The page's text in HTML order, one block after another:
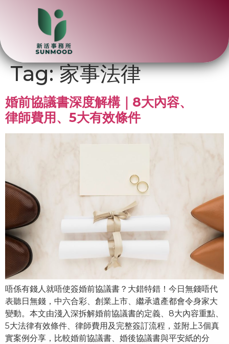
Tag:家事法律
婚前協議書深度解構｜8大內容、
律師費用、5大有效條件
唔係有錢人就唔使簽婚前協議書？大錯特錯！今日無錢唔代
表聽日無錢，中六合彩、創業上市、繼承遺產都會令身家大
變動。本文由淺入深拆解婚前協議書的定義、8大內容重點、
5大法律有效條件、律師費用及完整簽訂流程，並附上3個真
實案例分享，比較婚前協議書、婚後協議書與平安紙的分